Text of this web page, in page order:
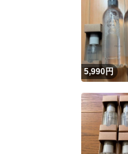
5,990円